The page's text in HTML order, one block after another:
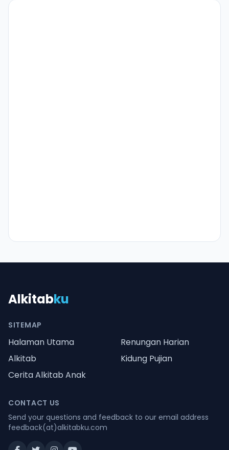
Alkitabku
SITEMAP
Halaman Utama
Renungan Harian
Alkitab
Kidung Pujian
Cerita Alkitab Anak
CONTACT US
Send your questions and feedback to our email address
feedback(at)alkitabku.com